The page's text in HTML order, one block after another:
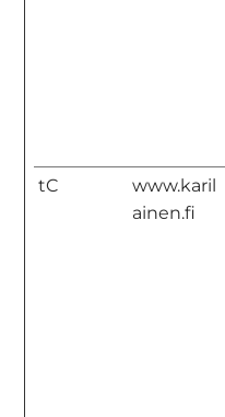
tC
www.karil
ainen.fi